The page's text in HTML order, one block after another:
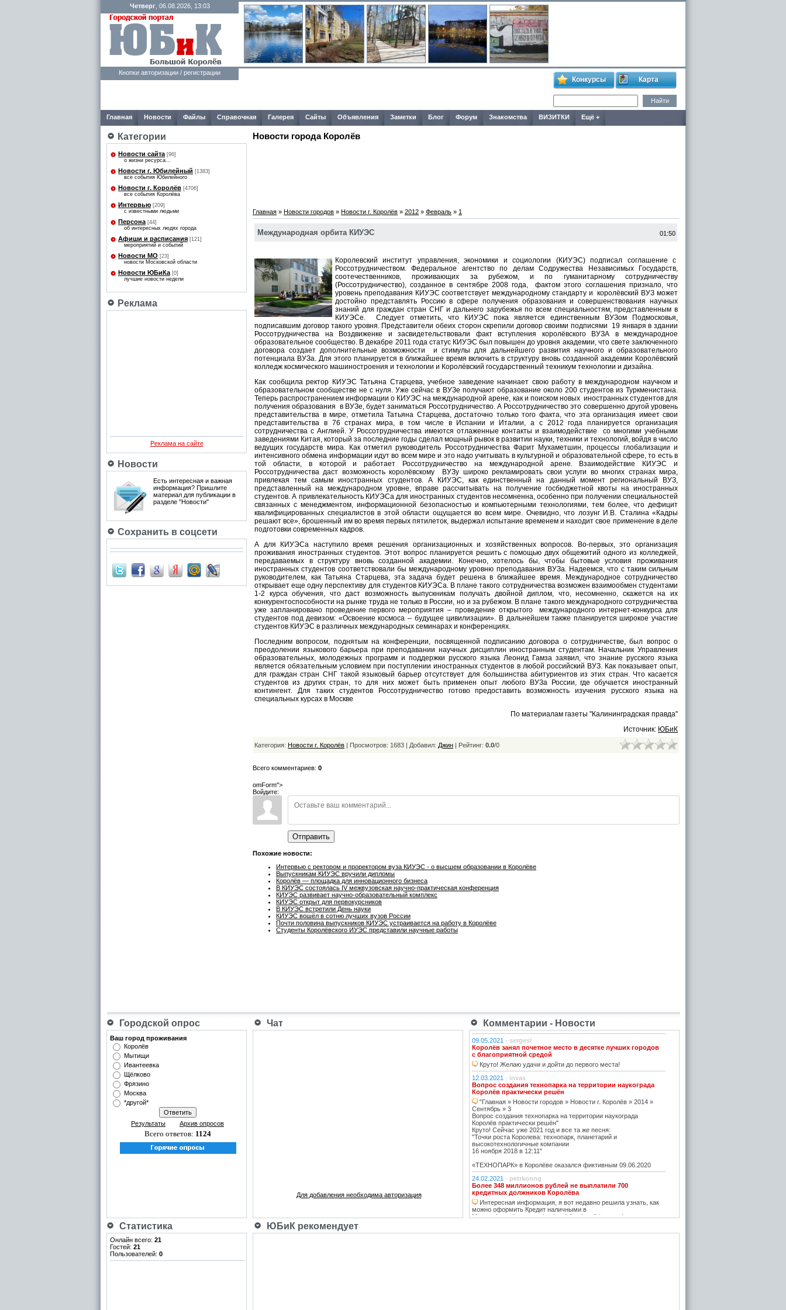
Четверг, 06.08.2026, 13:03
Кнопки авторизации / регистрации
Конкурсы Карта
Главная Новости Файлы Справочная Галерея Сайты Объявления Заметки Блог Форум Знакомства ВИЗИТКИ Ещё +
Категории
Новости сайта [96]
о жизни ресурса...
Новости г. Юбилейный [1383]
все события Юбилейного
Новости г. Королёв [4706]
все события Королёва
Интервью [209]
с известными людьми
Персона [44]
об интересных людях города
Афиши и расписания [121]
мероприятий и событий
Новости МО [23]
новости Московской области
Новости ЮБиКа [0]
лучшие новости недели
Реклама
Реклама на сайте
Новости
Есть интересная и важная
информация? Пришлите
материал для публикации в
разделе "Новости"
Сохранить в соцсети
Новости города Королёв
Главная » Новости городов » Новости г. Королёв » 2012 » Февраль » 1
Международная орбита КИУЭС 01:50
Королевский институт управления, экономики и социологии (КИУЭС) подписал соглашение с
Россотрудничеством. Федеральное агентство по делам Содружества Независимых Государств,
соотечественников, проживающих за рубежом, и по гуманитарному сотрудничеству
(Россотрудничество), созданное в сентябре 2008 года, фактом этого соглашения признало, что
уровень преподавания КИУЭС соответствует международному стандарту и королёвский ВУЗ может
достойно представлять Россию в сфере получения образования и совершенствования научных
знаний для граждан стран СНГ и дальнего зарубежья по всем специальностям, представленным в
КИУЭСе. Следует отметить, что КИУЭС пока является единственным ВУЗом Подмосковья,
подписавшим договор такого уровня. Представители обеих сторон скрепили договор своими подписями 19 января в здании
Россотрудничества на Воздвиженке и засвидетельствовали факт вступления королёвского ВУЗА в международное
образовательное сообщество. В декабре 2011 года статус КИУЭС был повышен до уровня академии, что свете заключенного
договора создает дополнительные возможности и стимулы для дальнейшего развития научного и образовательного
потенциала ВУЗа. Для этого планируется в ближайшее время включить в структуру вновь созданной академии Королёвский
колледж космического машиностроения и технологии и Королёвский государственный техникум технологии и дизайна.
Как сообщила ректор КИУЭС Татьяна Старцева, учебное заведение начинает свою работу в международном научном и
образовательном сообществе не с нуля. Уже сейчас в ВУЗе получают образование около 200 студентов из Туркменистана.
Теперь распространением информации о КИУЭС на международной арене, как и поиском новых иностранных студентов для
получения образования в ВУЗе, будет заниматься Россотрудничество. А Россотрудничество это совершенно другой уровень
представительства в мире, отметила Татьяна Старцева, достаточно только того факта, что эта организация имеет свои
представительства в 76 странах мира, в том числе в Испании и Италии, а с 2012 года планируется организация
сотрудничества с Англией. У Россотрудничества имеются отлаженные контакты и взаимодействие со многими учебными
заведениями Китая, который за последние годы сделал мощный рывок в развитии науки, техники и технологий, войдя в число
ведущих государств мира. Как отметил руководитель Россотрудничества Фарит Мухаметшин, процессы глобализации и
интенсивного обмена информации идут во всем мире и это надо учитывать в культурной и образовательной сфере, то есть в
той области, в которой и работает Россотрудничество на международной арене. Взаимодействие КИУЭС и
Россотрудничества даст возможность королёвскому ВУЗу широко рекламировать свои услуги во многих странах мира,
привлекая тем самым иностранных студентов. А КИУЭС, как единственный на данный момент региональный ВУЗ,
представленный на международном уровне, вправе рассчитывать на получение госбюджетной квоты на иностранных
студентов. А привлекательность КИУЭСа для иностранных студентов несомненна, особенно при получении специальностей
связанных с менеджментом, информационной безопасностью и компьютерными технологиями, тем более, что дефицит
квалифицированных специалистов в этой области ощущается во всем мире. Очевидно, что лозунг И.В. Сталина «Кадры
решают все», брошенный им во время первых пятилеток, выдержал испытание временем и находит свое применение в деле
подготовки современных кадров.
А для КИУЭСа наступило время решения организационных и хозяйственных вопросов. Во-первых, это организация
проживания иностранных студентов. Этот вопрос планируется решить с помощью двух общежитий одного из колледжей,
передаваемых в структуру вновь созданной академии. Конечно, хотелось бы, чтобы бытовые условия проживания
иностранных студентов соответствовали бы международному уровню преподавания ВУЗа. Надеемся, что с таким сильным
руководителем, как Татьяна Старцева, эта задача будет решена в ближайшее время. Международное сотрудничество
открывает еще одну перспективу для студентов КИУЭСа. В плане такого сотрудничества возможен взаимообмен студентами
1-2 курса обучения, что даст возможность выпускникам получать двойной диплом, что, несомненно, скажется на их
конкурентоспособности на рынке труда не только в России, но и за рубежом. В плане такого международного сотрудничества
уже запланировано проведение первого мероприятия – проведение открытого международного интернет-конкурса для
студентов под девизом: «Освоение космоса – будущее цивилизации». В дальнейшем также планируется широкое участие
студентов КИУЭС в различных международных семинарах и конференциях.
Последним вопросом, поднятым на конференции, посвященной подписанию договора о сотрудничестве, был вопрос о
преодолении языкового барьера при преподавании научных дисциплин иностранным студентам. Начальник Управления
образовательных, молодежных программ и поддержки русского языка Леонид Гамза заявил, что знание русского языка
является обязательным условием при поступлении иностранных студентов в любой российский ВУЗ. Как показывает опыт,
для граждан стран СНГ такой языковый барьер отсутствует для большинства абитуриентов из этих стран. Что касается
студентов из других стран, то для них может быть применен опыт любого ВУЗа России, где обучается иностранный
контингент. Для таких студентов Россотрудничество готово предоставить возможность изучения русского языка на
специальных курсах в Москве
По материалам газеты "Калининградская правда"
Источник: ЮБиК
Категория: Новости г. Королёв | Просмотров: 1683 | Добавил: Джин | Рейтинг: 0.0/0
Всего комментариев: 0
omForm">
Войдите:
Отправить
Похожие новости:
Интервью с ректором и проректором вуза КИУЭС - о высшем образовании в Королёве
Выпускникам КИУЭС вручили дипломы
Королёв — площадка для инновационного бизнеса
В КИУЭС состоялась IV межвузовская научно-практическая конференция
КИУЭС развивает научно-образовательный комплекс
КИУЭС открыт для первокурсников
В КИУЭС встретили День науки
КИУЭС вошёл в сотню лучших вузов России
Почти половина выпускников КИУЭС устраивается на работу в Королёве
Студенты Королёвского ИУЭС представили научные работы
Городской опрос Чат Комментарии - Новости
Ваш город проживания
Королёв
Мытищи
Ивантеевка
Щёлково
Фрязино
Москва
*другой*
Результаты Архив опросов
Всего ответов: 1124
Для добавления необходима авторизация
09.05.2021 - sergesl
Королёв занял почетное место в десятке лучших городов
с благоприятной средой
Круто! Желаю удачи и дойти до первого места!
12.03.2021 - invas
Вопрос создания технопарка на территории наукограда
Королёв практически решён
"Главная » Новости городов » Новости г. Королёв » 2014 »
Сентябрь » 3
Вопрос создания технопарка на территории наукограда
Королёв практически решён"
Круто! Сейчас уже 2021 год и все та же песня:
"Точки роста Королева: технопарк, планетарий и
высокотехнологичные компании
16 ноября 2018 в 12:11"
«ТЕХНОПАРК» в Королёве оказался фиктивным 09.06.2020
24.02.2021 - petrkonng
Более 348 миллионов рублей не выплатили 700
кредитных должников Королёва
Интересная информация, я вот недавно решила узнать, как
можно оформить Кредит наличными в
Москве https://www.vostbank.ru/client/credit/ тут информацию в
Статистика ЮБиК рекомендует
Онлайн всего: 21
Гостей: 21
Пользователей: 0